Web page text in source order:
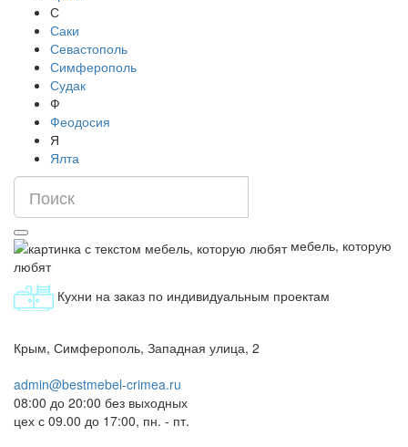
С
Саки
Севастополь
Симферополь
Судак
Ф
Феодосия
Я
Ялта
мебель, которую
любят
Кухни на заказ по индивидуальным проектам
Крым, Симферополь, Западная улица, 2
admin@bestmebel-crimea.ru
08:00 до 20:00 без выходных
цех с 09.00 до 17:00, пн. - пт.